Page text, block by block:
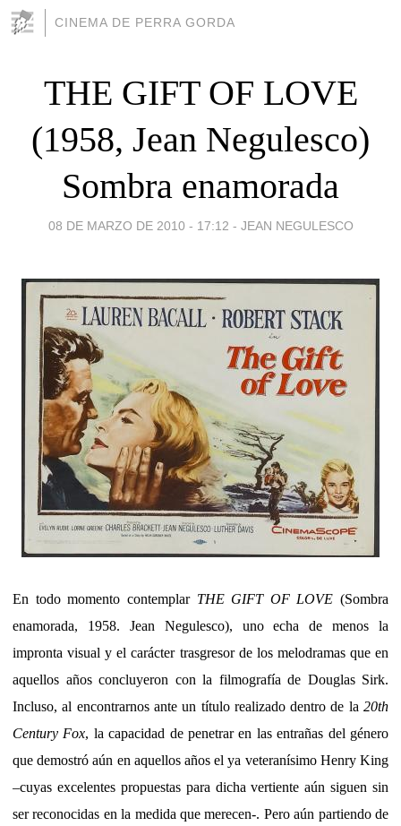
CINEMA DE PERRA GORDA
THE GIFT OF LOVE
(1958, Jean Negulesco)
Sombra enamorada
08 DE MARZO DE 2010 - 17:12 - JEAN NEGULESCO
En todo momento contemplar THE GIFT OF LOVE (Sombra
enamorada, 1958. Jean Negulesco), uno echa de menos la
impronta visual y el carácter trasgresor de los melodramas que en
aquellos años concluyeron con la filmografía de Douglas Sirk.
Incluso, al encontrarnos ante un título realizado dentro de la 20th
Century Fox, la capacidad de penetrar en las entrañas del género
que demostró aún en aquellos años el ya veteranísimo Henry King
–cuyas excelentes propuestas para dicha vertiente aún siguen sin
ser reconocidas en la medida que merecen-. Pero aún partiendo de